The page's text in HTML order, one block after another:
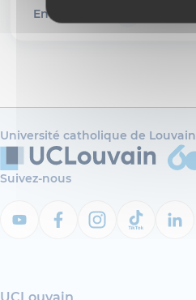
En savoir plus
Université catholique de Louvain
Suivez-nous